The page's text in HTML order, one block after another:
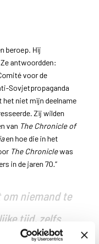
beroep. Hij
antwoordden:
voor de
Sovjetpropaganda
niet mijn deelname
Zij wilden
van The Chronicle of
en hoe die in het
The Chroniclewas
in de jaren 70.”
om niemand te
tijd, zelfs
de grootste